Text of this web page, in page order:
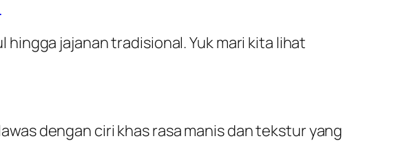
jajanan tradisional. Yuk mari kita lihat
dengan ciri khas rasa manis dan tekstur yang